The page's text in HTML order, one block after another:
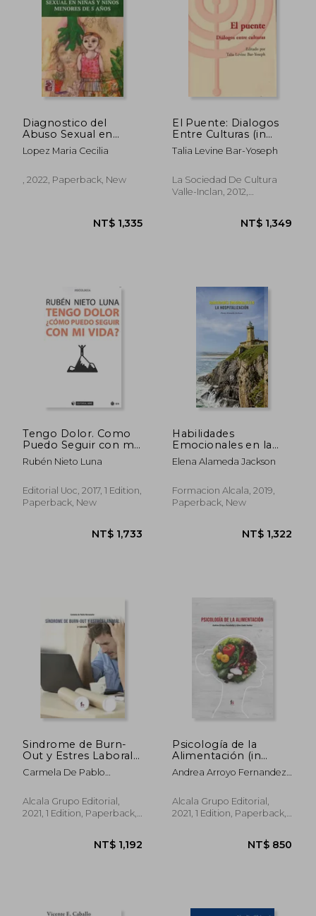
Diagnostico del
Abuso Sexual en
Niñas y Niños
Menores de 5 Años
Lopez Maria Cecilia
, 2022, Paperback, New
NT$ 1,335
El Puente: Dialogos
Entre Culturas (in
Spanish)
Talia Levine Bar-Yoseph
La Sociedad De Cultura
Valle-Inclan, 2012,
Tengo Dolor. Como
Puedo Seguir con mi
Vida? (in Spanish)
Rubén Nieto Luna
Editorial Uoc, 2017, 1 Edition,
Paperback, New
Habilidades
Emocionales en la
Hospitalización (in
Spanish)Elena Alameda Jackson
Formacion Alcala, 2019,
Paperback, New
Sindrome de Burn-
Out y Estres Laboral
-3 ed (in Spanish)
Carmela De Pablo
Alcala Grupo Editorial,
2021, 1 Edition, Paperback,
Psicología de la
Alimentación (in
Spanish)
Andrea Arroyo Fernandez;
Alcala Grupo Editorial,
2021, 1 Edition, Paperback,